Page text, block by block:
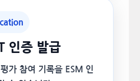
인증 발급
가 참여 기록을 ESM 인